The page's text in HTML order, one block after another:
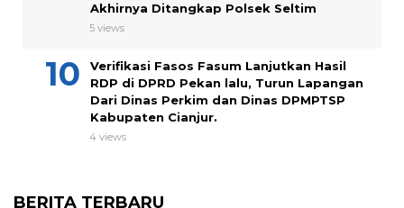
Akhirnya Ditangkap Polsek Seltim
5 views
Verifikasi Fasos Fasum Lanjutkan Hasil
RDP di DPRD Pekan lalu, Turun Lapangan
Dari Dinas Perkim dan Dinas DPMPTSP
Kabupaten Cianjur.
4 views
BERITA TERBARU